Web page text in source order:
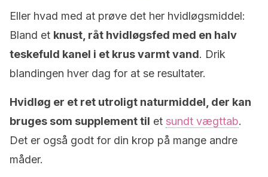
Eller hvad med at prøve det her hvidløgsmiddel:
Bland et knust, råt hvidløgsfed med en halv
teskefuld kanel i et krus varmt vand. Drik
blandingen hver dag for at se resultater.
Hvidløg er et ret utroligt naturmiddel, der kan
bruges som supplement til et sundt vægttab.
Det er også godt for din krop på mange andre
måder.